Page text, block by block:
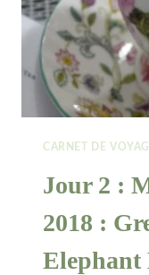
CARNET DE
Jour 2 :
2018 :
Elephant